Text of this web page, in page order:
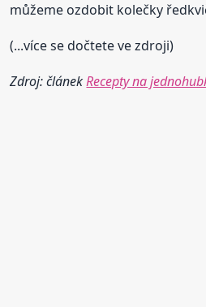
můžeme ozdobit kolečky
(...více se dočtete ve zdroji)
Zdroj: článekRecepty na